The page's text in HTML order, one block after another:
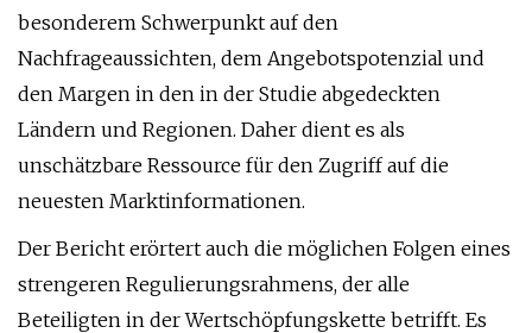
besonderem Schwerpunkt auf den
Nachfrageaussichten, dem Angebotspotenzial und
den Margen in den in der Studie abgedeckten
Ländern und Regionen. Daher dient es als
unschätzbare Ressource für den Zugriff auf die
neuesten Marktinformationen.
Der Bericht erörtert auch die möglichen Folgen eines
strengeren Regulierungsrahmens, der alle
Beteiligten in der Wertschöpfungskette betrifft. Es